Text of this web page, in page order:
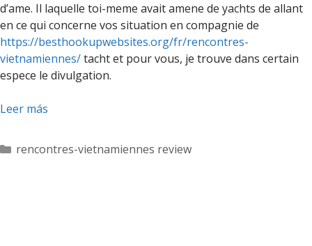
d’ame. Il laquelle toi-meme avait amene de yachts de allant
en ce qui concerne vos situation en compagnie de
https://besthookupwebsites.org/fr/rencontres-
vietnamiennes/tacht et pour vous, je trouve dans certain
espece le divulgation.
Leer más
Categorías
rencontres-vietnamiennes review